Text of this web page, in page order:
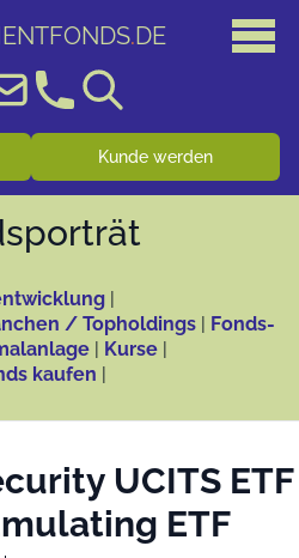
.DE
Kunde werden
|
/ Topholdings | Fonds-
| Kurse |
kaufen |
UCITS ETF
ETF